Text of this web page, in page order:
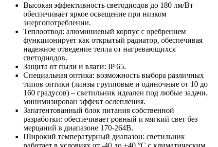
Высокая эффективность светодиодов до 180 лм/Вт
обеспечивает яркое освещение при низком
энергопотреблении.
Теплоотвод: алюминиевый корпус с оребрением
функционирует как открытый радиатор, обеспечивая
надежное отведение тепла от нагревающихся
светодиодов.
Защита от пыли и влаги: IP 65.
Специальная оптика: возможность выбора различных
типов оптики (линзы групповые и одиночные от 10 до
160 градусов) – светильник идеален под любые задачи,
минимизирован эффект ослепления.
Запатентованный блок питания собственной
разработки: обеспечивает ровный и мягкий свет без
мерцаний в диапазоне 170-264В.
Широкий температурный диапазон: светильник
работает в условиях от -40 до +40 °C с климатическим